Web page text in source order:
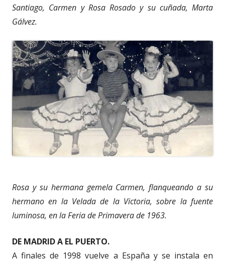
Santiago, Carmen y Rosa Rosado y su cuñada, Marta
Gálvez.
Rosa y su hermana gemela Carmen, flanqueando a su
hermano en la Velada de la Victoria, sobre la fuente
luminosa, en la Feria de Primavera de 1963.
DE MADRID A EL PUERTO.
A finales de 1998 vuelve a España y se instala en